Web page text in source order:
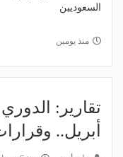
السعوديين
منذ يومين
أبريل..